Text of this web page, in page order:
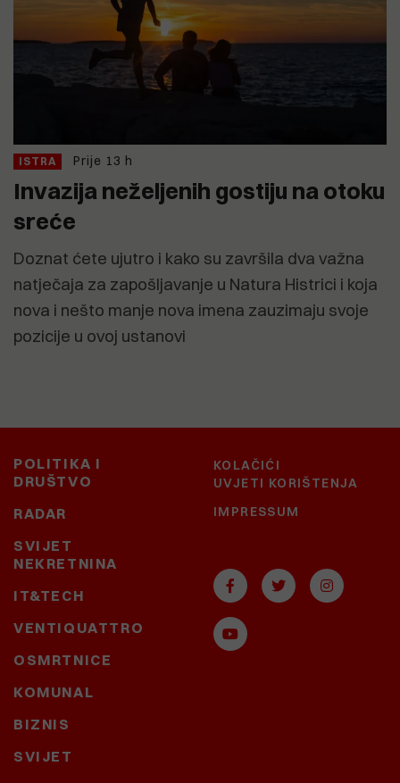
ISTRA Prije 13 h
Invazija neželjenih gostiju na otoku
sreće
Doznat ćete ujutro i kako su završila dva važna
natječaja za zapošljavanje u Natura Histrici i koja
nova i nešto manje nova imena zauzimaju svoje
pozicije u ovoj ustanovi
POLITIKA I
DRUŠTVO
RADAR
SVIJET
NEKRETNINA
IT&TECH
VENTIQUATTRO
OSMRTNICE
KOMUNAL
BIZNIS
SVIJET
KOLAČIĆI
UVJETI KORIŠTENJA
IMPRESSUM